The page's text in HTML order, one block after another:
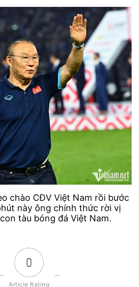
chào CĐV Việt Nam rồi bước
này ông chính thức rời vị
tàu bóng đá Việt Nam.
0
Article Rating